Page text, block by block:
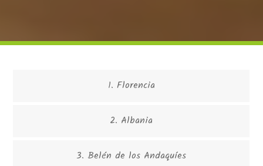
1. Florencia
2. Albania
3. Belén de los Andaquíes